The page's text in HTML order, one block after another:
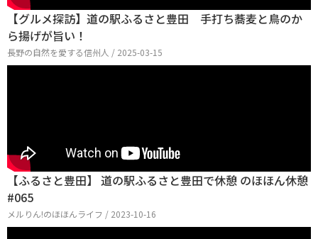
【グルメ探訪】道の駅ふるさと豊田 手打ち蕎麦と鳥のか
ら揚げが旨い！
長野の自然を愛する信州人 / 2025-03-15
【ふるさと豊田】 道の駅ふるさと豊田で休憩 のほほん休憩
#065
メルりん!のほほんライフ / 2023-10-16